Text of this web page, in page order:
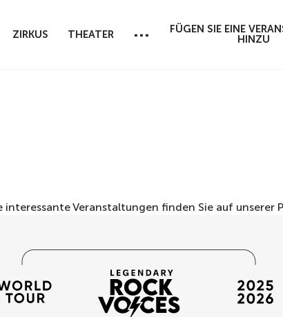
ZIRKUS THEATER ...
FÜGEN SIE EINE
HINZU
Veranstaltungen finden Sie auf unserer